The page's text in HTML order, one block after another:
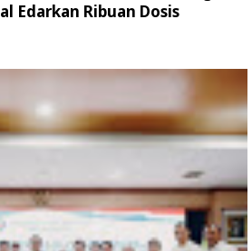
Edarkan Ribuan Dosis